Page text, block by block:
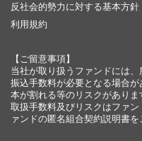
反社会的勢力に対する基本方針
利用規約
【ご留意事項】
当社が取り扱うファンドには
振込手数料が必要となる場合
本が割れる等のリスクがありま
取扱手数料及びリスクはファ
ァンドの匿名組合契約説明書を